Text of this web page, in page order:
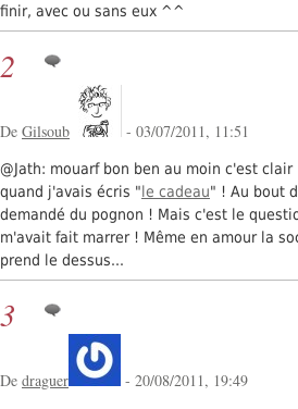
finir, avec ou sans eux ^^
2
De Gilsoub - 03/07/2011, 11:51
@Jath: mouarf bon ben au moin c'est
quand j'avais écris "le cadeau" ! Au bout
demandé du pognon ! Mais c'est le
m'avait fait marrer ! Même en amour la
prend le dessus...
3
De draguer - 20/08/2011, 19:49